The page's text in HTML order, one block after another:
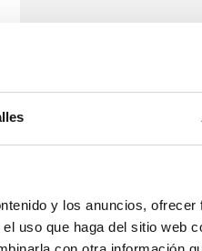
y los anuncios,
uso que haga del sitio web
Composición de
parte bajo por: 1
bajo 2 cajones de
trasera de
y cajones de
Sólo se tienen que
descargarse el
abajo.
MATERIALES:
Madera certificada de
Acabado: Barniz con
Color natural B.